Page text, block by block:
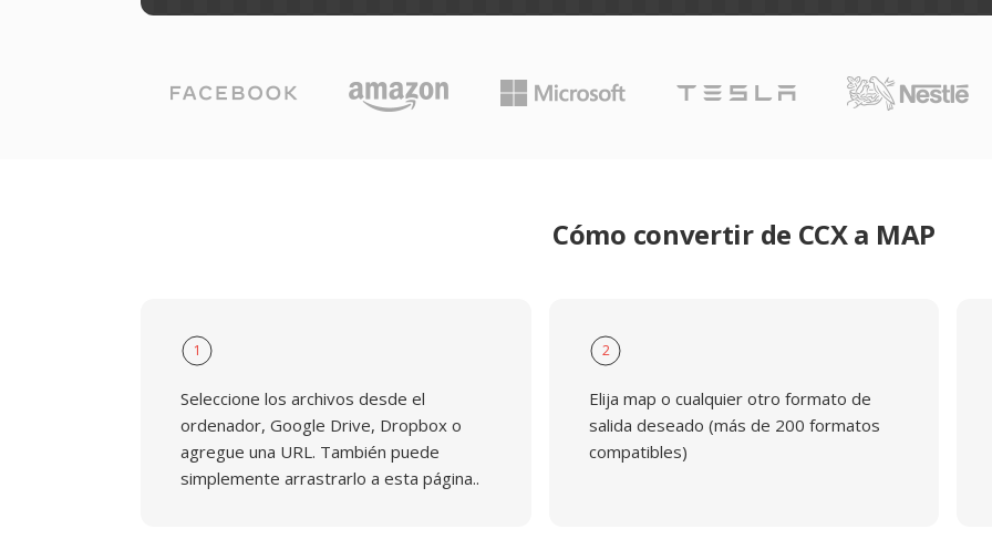
Cómo convertir de CCX a MAP
1
Seleccione los archivos desde el
ordenador, Google Drive, Dropbox o
agregue una URL. También puede
simplemente arrastrarlo a esta página..
2
Elija map o cualquier otro formato de
salida deseado (más de 200 formatos
compatibles)